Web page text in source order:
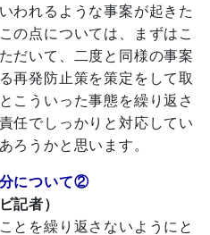
われるような事案が起きた
の点については、まずはこ
だいて、二度と同様の事案
再発防止策を策定をして取
こういった事態を繰り返さ
任でしっかりと対応してい
ろうかと思います。
について②
記者）
とを繰り返さないようにと